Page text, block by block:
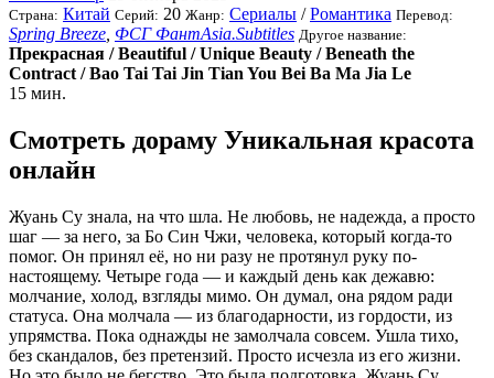
Страна: Китай Серий: 20 Жанр: Сериалы /Романтика Перевод:
Spring Breeze ФСГ ФантAsia.Subtitles Другое название:
Прекрасная / Beautiful / Unique Beauty / Beneath the
Contract / Bao Tai Tai Jin Tian You Bei Ba Ma Jia Le
15 мин.
Смотреть дораму Уникальная красота
онлайн
Жуань Су знала, на что шла. Не любовь, не надежда, а просто
шаг — за него, за Бо Син Чжи, человека, который когда-то
помог. Он принял её, но ни разу не протянул руку по-
настоящему. Четыре года — и каждый день как дежавю:
молчание, холод, взгляды мимо. Он думал, она рядом ради
статуса. Она молчала — из благодарности, из гордости, из
упрямства. Пока однажды не замолчала совсем. Ушла тихо,
без скандалов, без претензий. Просто исчезла из его жизни.